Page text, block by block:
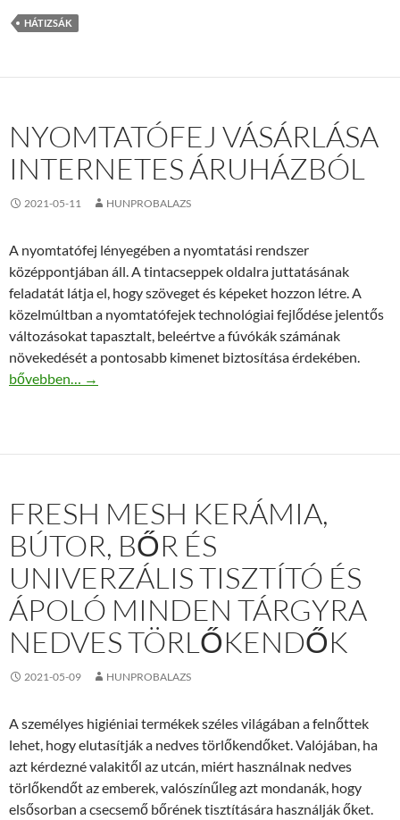
HÁTIZSÁK
NYOMTATÓFEJ VÁSÁRLÁSA
INTERNETES ÁRUHÁZBÓL
2021-05-11 HUNPROBALAZS
A nyomtatófej lényegében a nyomtatási rendszer
középpontjában áll. A tintacseppek oldalra juttatásának
feladatát látja el, hogy szöveget és képeket hozzon létre. A
közelmúltban a nyomtatófejek technológiai fejlődése jelentős
változásokat tapasztalt, beleértve a fúvókák számának
növekedését a pontosabb kimenet biztosítása érdekében.
Nyomtatófej vásárlása internetes áruházból
bővebben… →
FRESH MESH KERÁMIA,
BÚTOR, BŐR ÉS
UNIVERZÁLIS TISZTÍTÓ ÉS
ÁPOLÓ MINDEN TÁRGYRA
NEDVES TÖRLŐKENDŐK
2021-05-09 HUNPROBALAZS
A személyes higiéniai termékek széles világában a felnőttek
lehet, hogy elutasítják a nedves törlőkendőket. Valójában, ha
azt kérdezné valakitől az utcán, miért használnak nedves
törlőkendőt az emberek, valószínűleg azt mondanák, hogy
elsősorban a csecsemő bőrének tisztítására használják őket.